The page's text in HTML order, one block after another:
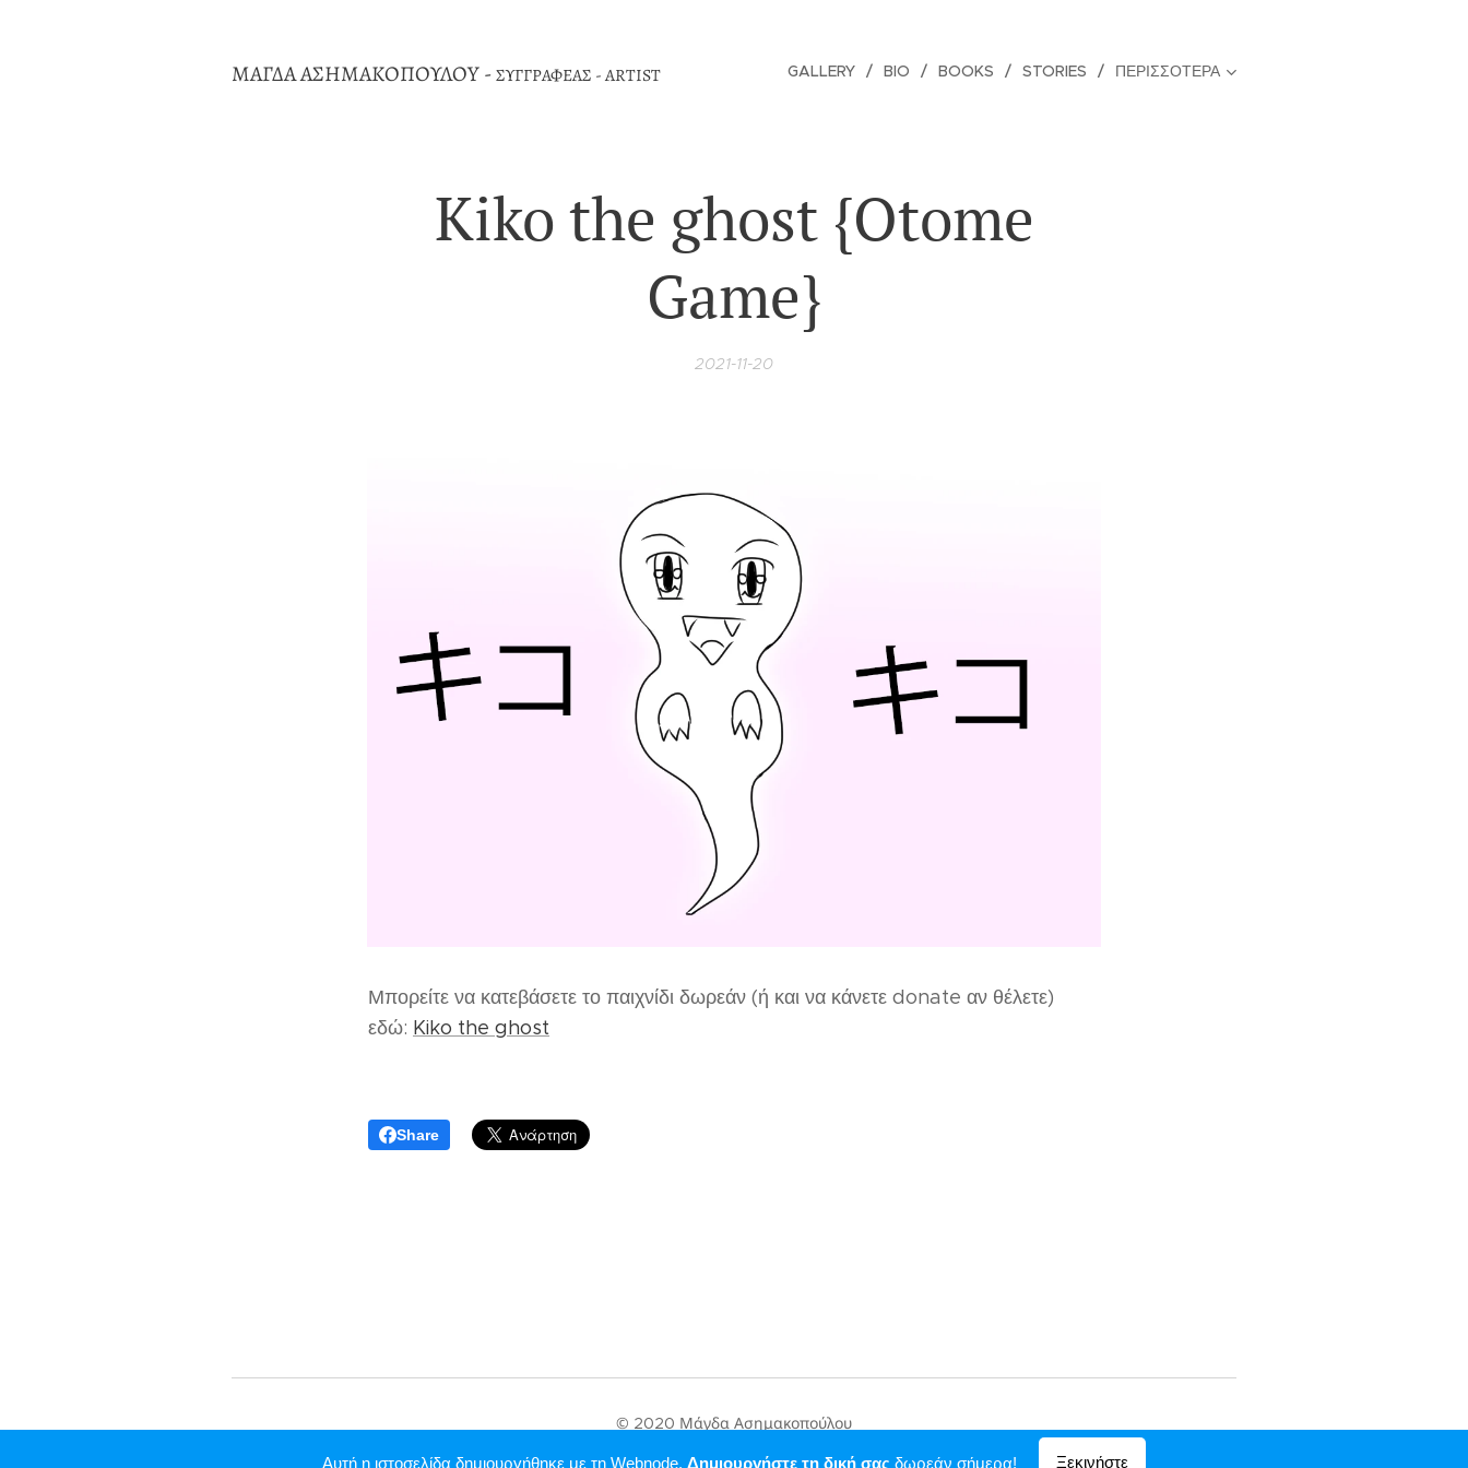
ΜΑΓΔΑ ΑΣΗΜΑΚΟΠΟΥΛΟY -ΣΥΓΓΡΑΦΕΑΣ - ARTIST GALLERY BIO BOOKS STORIES ΠΕΡΙΣΣΌΤΕΡΑ
Kiko the ghost {Otome
Game}
2021-11-20
Μπορείτε να κατεβάσετε το παιχνίδι δωρεάν (ή και να κάνετε donate αν θέλετε)
εδώ: Kiko the ghost
Share
© 2020 Μάγδα Ασημακοπούλου
Αυτή η ιστοσελίδα δημιουργήθηκε με τη Webnode. Δημιουργήστε τη δική σας δωρεάν σήμερα! Ξεκινήστε